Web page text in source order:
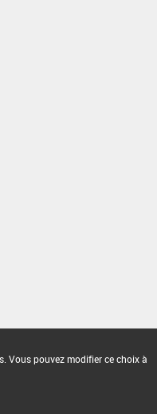
Vous pouvez modifier ce choix à